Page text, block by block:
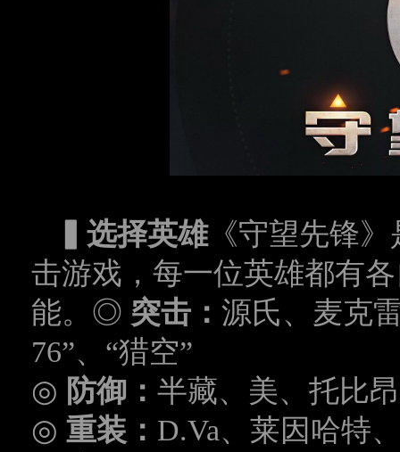
选择英雄《守望先锋》
击游戏，每一位英雄都有
能。 ◎ 突击： 源氏、麦克
76”、 “猎空”
◎ 防御： 半藏、美、托比
◎ 重装： D.Va、莱因哈特